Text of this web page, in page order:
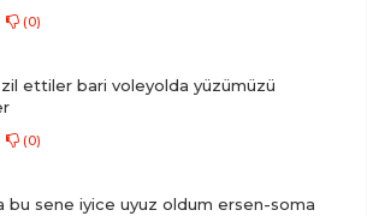
(0)
ettiler bari voleyolda yüzümüzü
(0)
bu sene iyice uyuz oldum ersen-soma